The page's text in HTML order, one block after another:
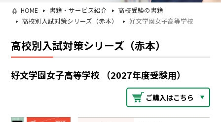
HOME 書籍・サービス紹介
高校受験の書籍
高校別入試対策シリーズ（赤本）
好文学園女子高等学校
高校別入試対策シリーズ（赤本）
好文学園女子高等学校 （2027年度受験用）
ご購入はこちら